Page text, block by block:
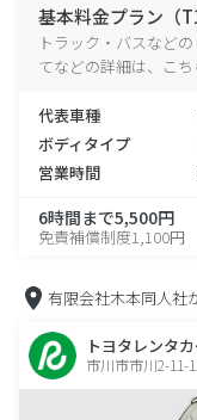
基本料金プラン（
トラック・バスなど
てなどの詳細は、こち
代表車種
ボディタイプ
営業時間
6時間まで5,500円
免責補償制度1,100円
有限会社木本同人社
トヨタレンタ
市川市市川2-11-